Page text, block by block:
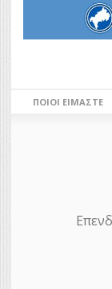
ΠΟΙΟΙ ΕΊΜΑΣΤΕ